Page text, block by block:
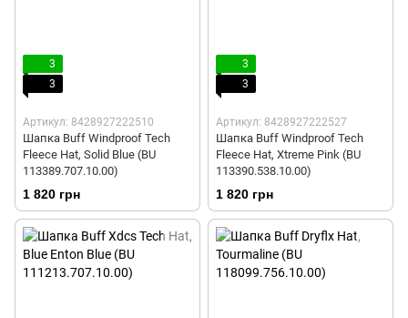
3
3
Артикул: 8428927222510
Шапка Buff Windproof Tech
Fleece Hat, Solid Blue (BU
113389.707.10.00)
1 820 грн
3
3
Артикул: 8428927222527
Шапка Buff Windproof Tech
Fleece Hat, Xtreme Pink (BU
113390.538.10.00)
1 820 грн